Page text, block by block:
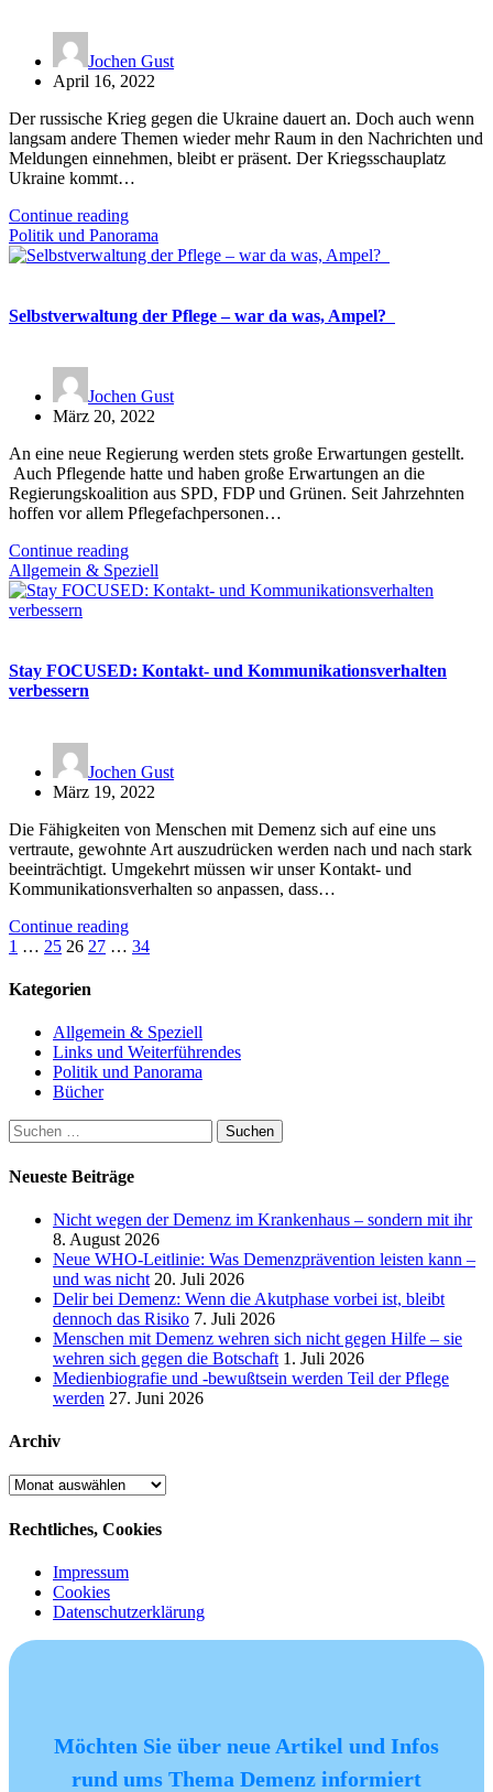
Jochen Gust
April 16, 2022
Der russische Krieg gegen die Ukraine dauert an. Doch auch wenn
langsam andere Themen wieder mehr Raum in den Nachrichten und
Meldungen einnehmen, bleibt er präsent. Der Kriegsschauplatz
Ukraine kommt…
Continue reading
Politik und Panorama
Selbstverwaltung der Pflege – war da was, Ampel?
Jochen Gust
März 20, 2022
An eine neue Regierung werden stets große Erwartungen gestellt.
Auch Pflegende hatte und haben große Erwartungen an die
Regierungskoalition aus SPD, FDP und Grünen. Seit Jahrzehnten
hoffen vor allem Pflegefachpersonen…
Continue reading
Allgemein & Speziell
Stay FOCUSED: Kontakt- und Kommunikationsverhalten
verbessern
Jochen Gust
März 19, 2022
Die Fähigkeiten von Menschen mit Demenz sich auf eine uns
vertraute, gewohnte Art auszudrücken werden nach und nach stark
beeinträchtigt. Umgekehrt müssen wir unser Kontakt- und
Kommunikationsverhalten so anpassen, dass…
Continue reading
Seitennummerierung
der
1 … 25 26 27 … 34
Kategorien
Allgemein & Speziell
Links und Weiterführendes
Politik und Panorama
Bücher
Suchen
nach:
Neueste Beiträge
Nicht wegen der Demenz im Krankenhaus – sondern mit ihr
8. August 2026
Neue WHO-Leitlinie: Was Demenzprävention leisten kann –
und was nicht 20. Juli 2026
Delir bei Demenz: Wenn die Akutphase vorbei ist, bleibt
dennoch das Risiko 7. Juli 2026
Menschen mit Demenz wehren sich nicht gegen Hilfe – sie
wehren sich gegen die Botschaft 1. Juli 2026
Medienbiografie und -bewußtsein werden Teil der Pflege
werden 27. Juni 2026
Archiv
Archiv
Rechtliches, Cookies
Impressum
Cookies
Datenschutzerklärung
Möchten Sie über neue Artikel und Infos
rund ums Thema Demenz informiert